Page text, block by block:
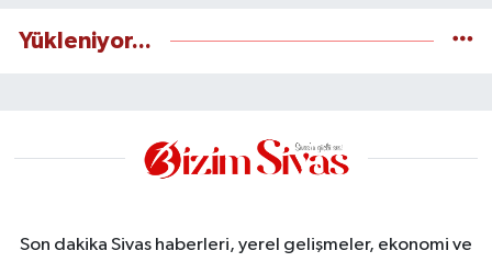
Yükleniyor...
Son dakika Sivas haberleri, yerel gelişmeler, ekonomi ve